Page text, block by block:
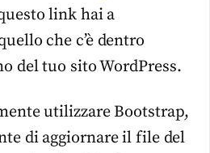
link hai a
che c’è dentro
del tuo sito WordPress.
utilizzare Bootstrap,
di aggiornare il file del